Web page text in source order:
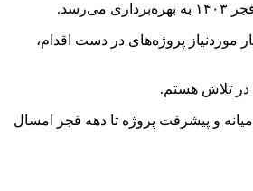
موردنیاز پروژه‌های در دست اقدام،
در تلاش هستم.
و پیشرفت پروژه تا دهه فجر امسال